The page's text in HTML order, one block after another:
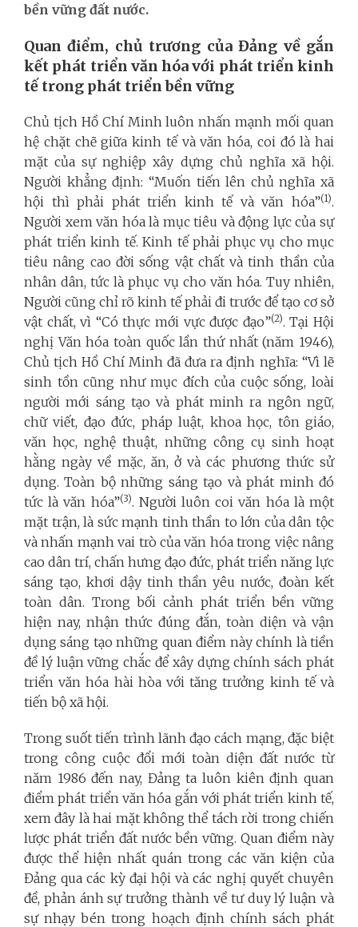
bền vững đất nước.
Quan điểm, chủ trương của Đảng về gắn
kết phát triển văn hóa với phát triển kinh
tế trong phát triển bền vững
Chủ tịch Hồ Chí Minh luôn nhấn mạnh mối quan
hệ chặt chẽ giữa kinh tế và văn hóa, coi đó là hai
mặt của sự nghiệp xây dựng chủ nghĩa xã hội.
Người khẳng định: “Muốn tiến lên chủ nghĩa xã
hội thì phải phát triển kinh tế và văn hóa”(1).
Người xem văn hóa là mục tiêu và động lực của sự
phát triển kinh tế. Kinh tế phải phục vụ cho mục
tiêu nâng cao đời sống vật chất và tinh thần của
nhân dân, tức là phục vụ cho văn hóa. Tuy nhiên,
Người cũng chỉ rõ kinh tế phải đi trước để tạo cơ sở
vật chất, vì “Có thực mới vực được đạo”(2). Tại Hội
nghị Văn hóa toàn quốc lần thứ nhất (năm 1946),
Chủ tịch Hồ Chí Minh đã đưa ra định nghĩa: “Vì lẽ
sinh tồn cũng như mục đích của cuộc sống, loài
người mới sáng tạo và phát minh ra ngôn ngữ,
chữ viết, đạo đức, pháp luật, khoa học, tôn giáo,
văn học, nghệ thuật, những công cụ sinh hoạt
hằng ngày về mặc, ăn, ở và các phương thức sử
dụng. Toàn bộ những sáng tạo và phát minh đó
tức là văn hóa”(3). Người luôn coi văn hóa là một
mặt trận, là sức mạnh tinh thần to lớn của dân tộc
và nhấn mạnh vai trò của văn hóa trong việc nâng
cao dân trí, chấn hưng đạo đức, phát triển năng lực
sáng tạo, khơi dậy tinh thần yêu nước, đoàn kết
toàn dân. Trong bối cảnh phát triển bền vững
hiện nay, nhận thức đúng đắn, toàn diện và vận
dụng sáng tạo những quan điểm này chính là tiền
đề lý luận vững chắc để xây dựng chính sách phát
triển văn hóa hài hòa với tăng trưởng kinh tế và
tiến bộ xã hội.
Trong suốt tiến trình lãnh đạo cách mạng, đặc biệt
trong công cuộc đổi mới toàn diện đất nước từ
năm 1986 đến nay, Đảng ta luôn kiên định quan
điểm phát triển văn hóa gắn với phát triển kinh tế,
xem đây là hai mặt không thể tách rời trong chiến
lược phát triển đất nước bền vững. Quan điểm này
được thể hiện nhất quán trong các văn kiện của
Đảng qua các kỳ đại hội và các nghị quyết chuyên
đề, phản ánh sự trưởng thành về tư duy lý luận và
sự nhạy bén trong hoạch định chính sách phát